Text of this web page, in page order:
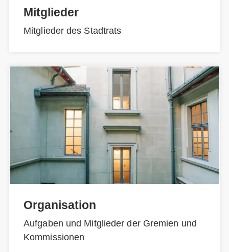
Mitglieder
Mitglieder des Stadtrats
Organisation
Aufgaben und Mitglieder der Gremien und
Kommissionen